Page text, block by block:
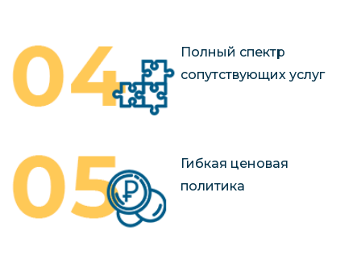
Полный спектр
сопутствующих услуг
Гибкая ценовая
политика